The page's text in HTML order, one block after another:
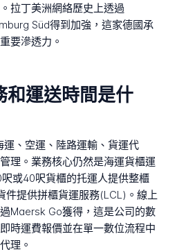
拉丁美洲網絡歷史上透過
Süd得到加強，這家德國承
要滲透力。
運送時間是什
、空運、陸路運輸、貨運代
理。業務核心仍然是海運貨櫃運
或40呎貨櫃的托運人提供整櫃
件提供拼櫃貨運服務(LCL)。線上
Maersk Go獲得，這是公司的數
時運費報價並在單一數位流程中
理。